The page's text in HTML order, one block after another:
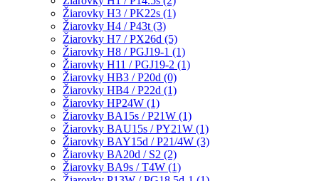
Žiarovky H3 / PK22s (1)
Žiarovky H4 / P43t (3)
Žiarovky H7 / PX26d (5)
Žiarovky H8 / PGJ19-1 (1)
Žiarovky H11 / PGJ19-2 (1)
Žiarovky HB3 / P20d (0)
Žiarovky HB4 / P22d (1)
Žiarovky HP24W (1)
Žiarovky BA15s / P21W (1)
Žiarovky BAU15s / PY21W (1)
Žiarovky BAY15d / P21/4W (3)
Žiarovky BA20d / S2 (2)
Žiarovky BA9s / T4W (1)